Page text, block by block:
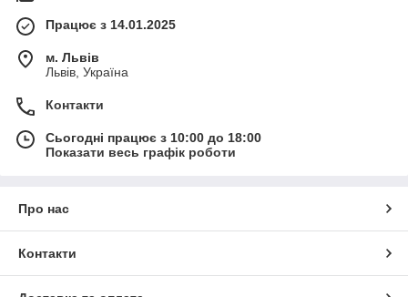
Працює з 14.01.2025
м. Львів
Львів, Україна
Контакти
Сьогодні працює з 10:00 до 18:00
Показати весь графік роботи
Про нас
Контакти